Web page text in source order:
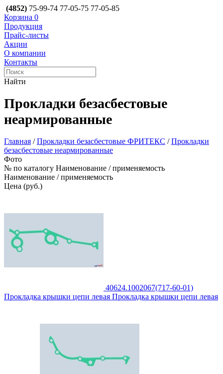
(4852) 75-99-74 77-05-75 77-05-85
Корзина 0
Продукция
Прайс-листы
Акции
О компании
Контакты
Найти
Прокладки безасбестовые
неармированные
Главная /Прокладки безасбестовые ФРИТЕКС /Прокладки
безасбестовые неармированные
Фото
№ по каталогу Наименование / применяемость
Наименование / применяемость
Цена (руб.)
40624.1002067(717-60-01)
Прокладка крышки цепи левая Прокладка крышки цепи левая